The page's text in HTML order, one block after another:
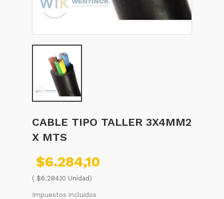
CABLE TIPO TALLER 3X4MM2
X MTS
$6.284,10
( $6.284,10 Unidad)
Impuestos incluidos